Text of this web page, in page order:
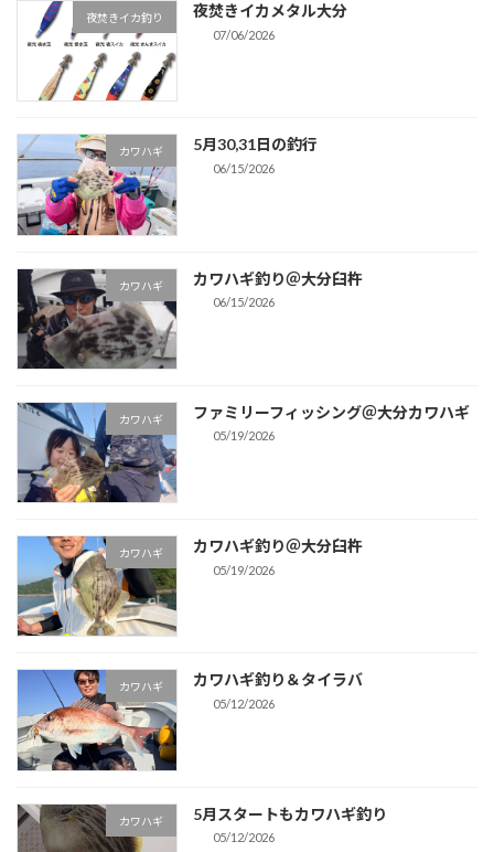
夜焚きイカ釣り 夜焚きイカメタル大分
07/06/2026
カワハギ 5月30,31日の釣行
06/15/2026
カワハギ カワハギ釣り＠大分臼杵
06/15/2026
カワハギ ファミリーフィッシング＠大分カワハギ
05/19/2026
カワハギ カワハギ釣り＠大分臼杵
05/19/2026
カワハギ カワハギ釣り＆タイラバ
05/12/2026
カワハギ 5月スタートもカワハギ釣り
05/12/2026